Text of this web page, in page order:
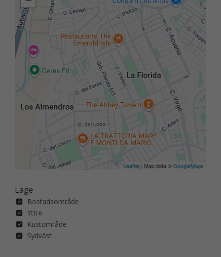
Leaflet | Map data ©GoogleMaps
Läge
Bostadsområde
Yttre
Kustområde
Sydväst